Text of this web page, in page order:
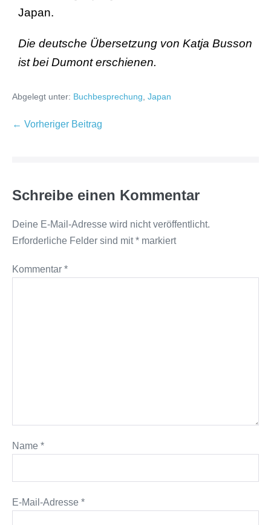
Japan.
Die deutsche Übersetzung von Katja Busson
ist bei Dumont erschienen.
Abgelegt unter: Buchbesprechung Japan
← Vorheriger Beitrag
Schreibe einen Kommentar
Deine E-Mail-Adresse wird nicht veröffentlicht.
Erforderliche Felder sind mit* markiert
Kommentar *
Name *
E-Mail-Adresse *